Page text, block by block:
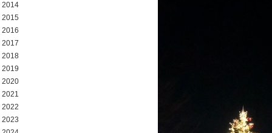
2014
2015
2016
2017
2018
2019
2020
2021
2022
2023